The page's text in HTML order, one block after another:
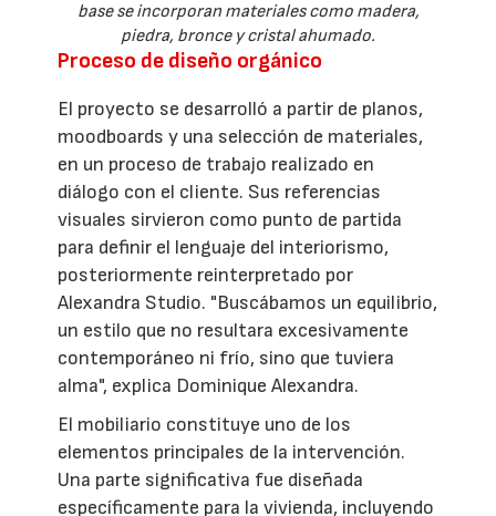
base se incorporan materiales como madera,
piedra, bronce y cristal ahumado.
Proceso de diseño orgánico
El proyecto se desarrolló a partir de planos,
moodboards y una selección de materiales,
en un proceso de trabajo realizado en
diálogo con el cliente. Sus referencias
visuales sirvieron como punto de partida
para definir el lenguaje del interiorismo,
posteriormente reinterpretado por
Alexandra Studio. "Buscábamos un equilibrio,
un estilo que no resultara excesivamente
contemporáneo ni frío, sino que tuviera
alma", explica Dominique Alexandra.
El mobiliario constituye uno de los
elementos principales de la intervención.
Una parte significativa fue diseñada
específicamente para la vivienda, incluyendo